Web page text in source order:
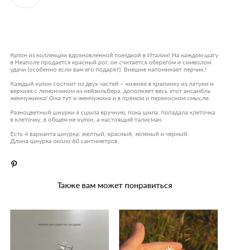
Кулон из коллекции вдохновленной поездкой в Италии! На каждом шагу
в Неаполе продается красный рог, он считается оберегом и символом
удачи (особенно если вам его подарят). Внешне напоминает перчик.!
Каждый кулон состоит из двух частей – нижняя в крапинку из латуни и
верхняя с лимончиком из нейзильбера, дополняет весь этот ансамбль
жемчужинка! Она тут и жемчужина и в прямом и переносном смысле.
Разноцветный шнурки я сшила вручную, пока шила, попадала клеточка
в клеточку, в общем не кулон, а настоящий талисман.
Есть 4 варианта шнурка: желтый, красный, зеленый и черный.
Длина шнурка около 60 сантиметров.
Также вам может понравиться